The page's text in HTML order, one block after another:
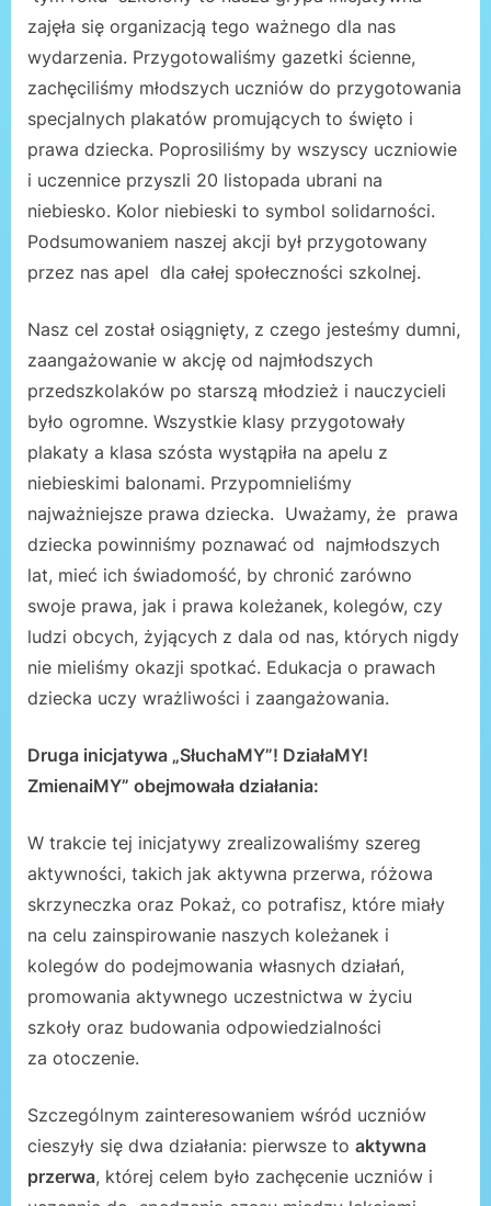
zajęła się organizacją tego ważnego dla nas
wydarzenia. Przygotowaliśmy gazetki ścienne,
zachęciliśmy młodszych uczniów do przygotowania
specjalnych plakatów promujących to święto i
prawa dziecka. Poprosiliśmy by wszyscy uczniowie
i uczennice przyszli 20 listopada ubrani na
niebiesko. Kolor niebieski to symbol solidarności.
Podsumowaniem naszej akcji był przygotowany
przez nas apel dla całej społeczności szkolnej.
Nasz cel został osiągnięty, z czego jesteśmy dumni,
zaangażowanie w akcję od najmłodszych
przedszkolaków po starszą młodzież i nauczycieli
było ogromne. Wszystkie klasy przygotowały
plakaty a klasa szósta wystąpiła na apelu z
niebieskimi balonami. Przypomnieliśmy
najważniejsze prawa dziecka. Uważamy, że prawa
dziecka powinniśmy poznawać od najmłodszych
lat, mieć ich świadomość, by chronić zarówno
swoje prawa, jak i prawa koleżanek, kolegów, czy
ludzi obcych, żyjących z dala od nas, których nigdy
nie mieliśmy okazji spotkać. Edukacja o prawach
dziecka uczy wrażliwości i zaangażowania.
Druga inicjatywa „SłuchaMY”! DziałaMY!
ZmienaiMY” obejmowała działania:
W trakcie tej inicjatywy zrealizowaliśmy szereg
aktywności, takich jak aktywna przerwa, różowa
skrzyneczka oraz Pokaż, co potrafisz, które miały
na celu zainspirowanie naszych koleżanek i
kolegów do podejmowania własnych działań,
promowania aktywnego uczestnictwa w życiu
szkoły oraz budowania odpowiedzialności
za otoczenie.
Szczególnym zainteresowaniem wśród uczniów
cieszyły się dwa działania: pierwsze to aktywna
przerwa, której celem było zachęcenie uczniów i